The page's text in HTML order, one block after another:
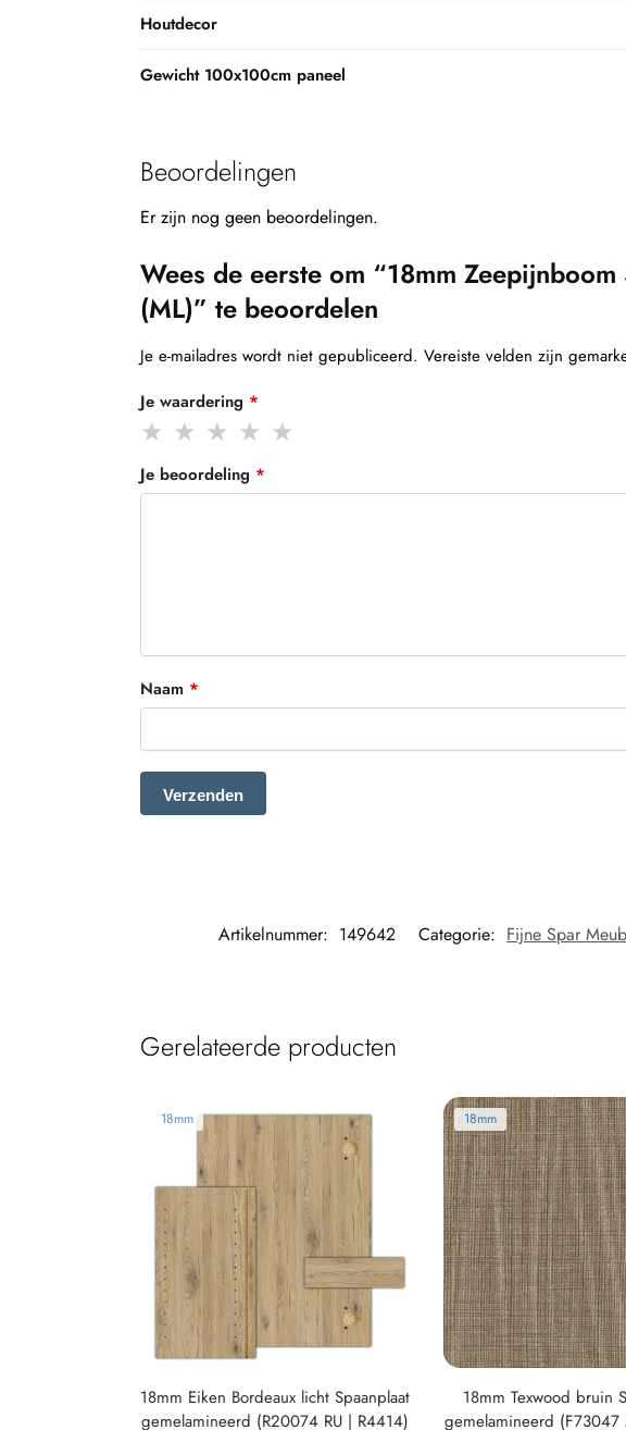
Houtdecor
Gewicht 100x100cm paneel
Beoordelingen
Er zijn nog geen beoordelingen.
Wees de eerste om “18mm
(ML)” te beoordelen
Je e-mailadres wordt niet gepubliceerd. Vereiste velden zijn
Je waardering *
Je beoordeling *
Naam *
Artikelnummer: 149642 Categorie: Fijne Spar
Gerelateerde producten
18mm
18mm Eiken Bordeaux licht Spaanplaat
gemelamineerd (R20074 RU | R4414)
18mm
18mm Texwood bruin
gemelamineerd (F73047